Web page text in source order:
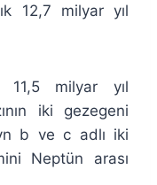
12,7 milyar yıl
11,5 milyar yıl
iki gezegeni
b ve c adlı iki
Neptün arası